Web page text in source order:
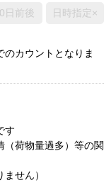
日前後 日時指定×
カウントとなりま
す
（荷物量過多）等の関
せん）